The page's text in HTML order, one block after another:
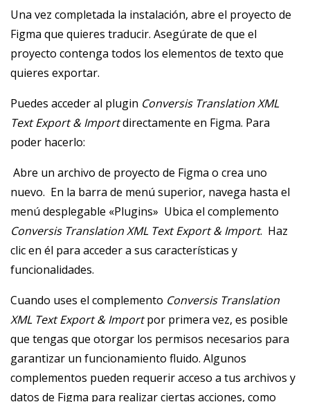
Una vez completada la instalación, abre el proyecto de
Figma que quieres traducir. Asegúrate de que el
proyecto contenga todos los elementos de texto que
quieres exportar.
Puedes acceder al plugin Conversis Translation XML
Text Export & Importdirectamente en Figma. Para
poder hacerlo:
‎ Abre un archivo de proyecto de Figma o crea uno
nuevo. ‎ En la barra de menú superior, navega hasta el
menú desplegable «Plugins» ‎ Ubica el complemento
Conversis Translation XML Text Export & Import. ‎ Haz
clic en él para acceder a sus características y
funcionalidades.
Cuando uses el complemento Conversis Translation
XML Text Export & Importpor primera vez, es posible
que tengas que otorgar los permisos necesarios para
garantizar un funcionamiento fluido. Algunos
complementos pueden requerir acceso a tus archivos y
datos de Figma para realizar ciertas acciones, como